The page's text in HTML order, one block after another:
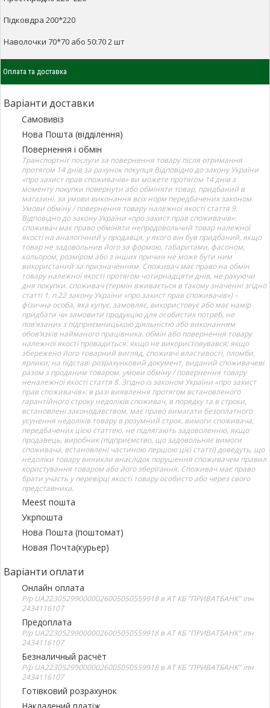
Підковдра 200*220
Наволочки 70*70 або 50:70 2 шт
Оплата та доставка
Варіанти доставки
Самовивіз
Нова Пошта (відділення)
Повернення і обмін
Транспортніт послуги за повернення товару після отримання
протягом 14 днів за рахунок покупця Відповідно до закону України
«про захист прав споживачів» ви можете протягом 14 днів з
моменту покупки повернути або обміняти товар, придбаний в
магазині, за умови виконання всіх норм передбачених законом.
Умови обміну / повернення товару належної якості стаття 9.
Відповідно до закону України «про захист прав споживачів»:
споживач має право обміняти непродовольчий товар належної
якості на аналогічний у продавця, у якого він був придбаний, якщо
товар не задовольнив його за формою, габаритами, фасоном,
кольором, розміром або з інших причин не може бути ним
використаний за призначенням. Споживач має право на обмін
товару належної якості протягом чотирнадцяти днів, не рахуючи
дня покупки. споживач (термін вживається в такому значенні згідно
статті 1. п.22 закону України «про захист прав споживачів») –
фізична особа, яка купує, замовляє, використовує або має намір
придбати чи замовити продукцію для особистих потреб, не
пов’язаних з підприємницькою діяльністю або виконанням
обов’язків найманого працівника. обмін або повернення товару
належної якості провадиться: якщо не використовувався; якщо
збережено його товарний вигляд, споживчі властивості, пломби,
ярлики; на підставі розрахунковий документ, виданий споживачеві
разом з проданим товаром. умови обміну / повернення товару
неналежної якості стаття 8. Згідно із законом України «про захист
прав споживачів»: в разі виявлення протягом встановленого
гарантійного строку недоліків споживач, в порядку та в строки,
встановлені законодавством, має право вимагати безоплатного
усунення недоліків товару в розумний строк. вимоги споживача,
передбачених цією статтею, не підлягають задоволенню, якщо
продавець, виробник (підприємство, що задовольняє вимоги
споживача, встановлені частиною першою цієї статті) доведуть, що
недоліки товару виникли внаслідок порушення споживачем правил
користування товаром або його зберігання. Споживач має право
брати участь у перевірці якості товару особисто або через свого
представника.
Meest пошта
Укрпошта
Нова Пошта (поштомат)
Новая Почта(курьер)
Варіанти оплати
Онлайн оплата
Р/р UA223052990000026005050559918 в АТ КБ "ПРИВАТБАНК" іпн
2434116107
Предоплата
Р/р UA223052990000026005050559918 в АТ КБ "ПРИВАТБАНК" іпн
2434116107
Безналичный расчёт
Р/р UA223052990000026005050559918 в АТ КБ "ПРИВАТБАНК" іпн
2434116107
Готівковий розрахунок
Накладений платіж